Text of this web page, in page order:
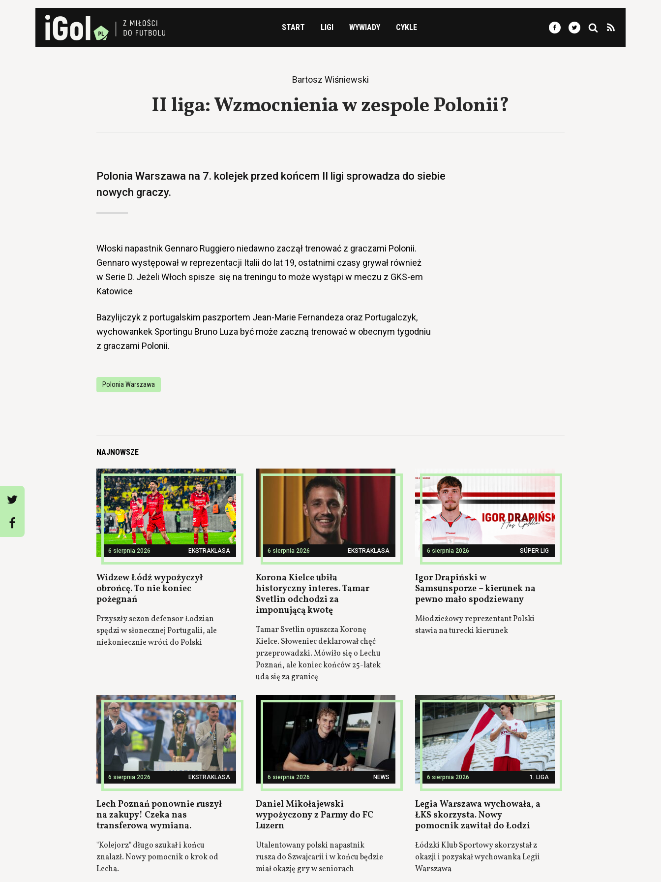
START LIGI WYWIADY CYKLE
Bartosz Wiśniewski
II liga: Wzmocnienia w zespole Polonii?
Polonia Warszawa na 7. kolejek przed końcem II ligi sprowadza do siebie
nowych graczy.
Włoski napastnik Gennaro Ruggiero niedawno zaczął trenować z graczami Polonii.
Gennaro występował w reprezentacji Italii do lat 19, ostatnimi czasy grywał również
w Serie D. Jeżeli Włoch spisze się na treningu to może wystąpi w meczu z GKS-em
Katowice
Bazylijczyk z portugalskim paszportem Jean-Marie Fernandeza oraz Portugalczyk,
wychowankek Sportingu Bruno Luza być może zaczną trenować w obecnym tygodniu
z graczami Polonii.
Polonia Warszawa
NAJNOWSZE
6 sierpnia 2026 EKSTRAKLASA
Widzew Łódź wypożyczył
obrońcę. To nie koniec
pożegnań
Przyszły sezon defensor Łodzian
spędzi w słonecznej Portugalii, ale
niekoniecznie wróci do Polski
6 sierpnia 2026 EKSTRAKLASA
Korona Kielce ubiła
historyczny interes. Tamar
Svetlin odchodzi za
imponującą kwotę
Tamar Svetlin opuszcza Koronę
Kielce. Słoweniec deklarował chęć
przeprowadzki. Mówiło się o Lechu
Poznań, ale koniec końców 25-latek
uda się za granicę
6 sierpnia 2026 SÜPER LIG
Igor Drapiński w
Samsunsporze – kierunek na
pewno mało spodziewany
Młodzieżowy reprezentant Polski
stawia na turecki kierunek
6 sierpnia 2026 EKSTRAKLASA
Lech Poznań ponownie ruszył
na zakupy! Czeka nas
transferowa wymiana.
"Kolejorz" długo szukał i końcu
znalazł. Nowy pomocnik o krok od
Lecha.
6 sierpnia 2026 NEWS
Daniel Mikołajewski
wypożyczony z Parmy do FC
Luzern
Utalentowany polski napastnik
rusza do Szwajcarii i w końcu będzie
miał okazję gry w seniorach
6 sierpnia 2026 1. LIGA
Legia Warszawa wychowała, a
ŁKS skorzysta. Nowy
pomocnik zawitał do Łodzi
Łódzki Klub Sportowy skorzystał z
okazji i pozyskał wychowanka Legii
Warszawa